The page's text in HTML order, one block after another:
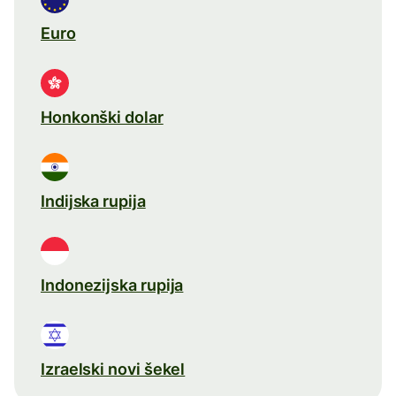
Euro
Honkonški dolar
Indijska rupija
Indonezijska rupija
Izraelski novi šekel